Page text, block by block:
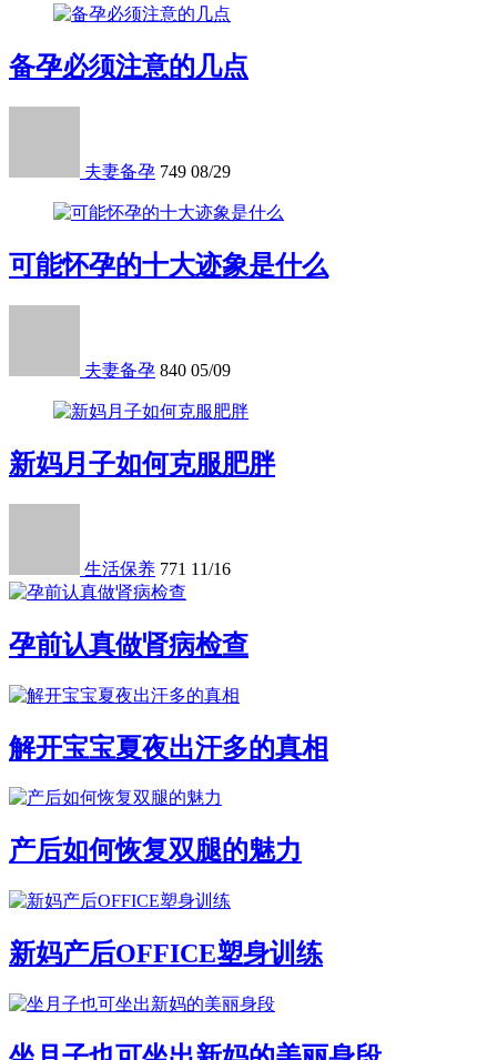
备孕必须注意的几点
夫妻备孕 749 08/29
可能怀孕的十大迹象是什么
夫妻备孕 840 05/09
新妈月子如何克服肥胖
生活保养 771 11/16
孕前认真做肾病检查
解开宝宝夏夜出汗多的真相
产后如何恢复双腿的魅力
新妈产后OFFICE塑身训练